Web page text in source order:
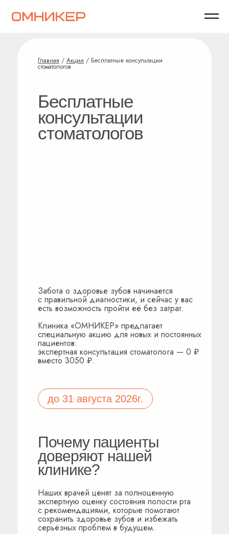
до 31 августа 2026г.
Главная / Акции / Бесплатные консультации
стоматологов
Бесплатные
консультации
стоматологов
Забота о здоровье зубов начинается
с правильной диагностики, и сейчас у вас
есть возможность пройти её без затрат.
Клиника «ОМНИКЕР» предлагает
специальную акцию для новых и постоянных
пациентов:
экспертная консультация стоматолога — 0 ₽
вместо 3050 ₽.
Почему пациенты
доверяют нашей
клинике?
Наших врачей ценят за полноценную
экспертную оценку состояния полости рта
с рекомендациями, которые помогают
сохранить здоровье зубов и избежать
серьёзных проблем в будущем.